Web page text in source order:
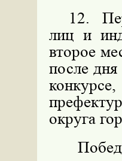
12.
лиц и
второе
после дня
округа